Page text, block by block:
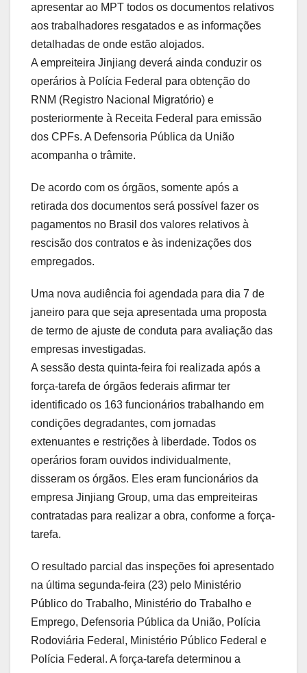
apresentar ao MPT todos os documentos relativos
aos trabalhadores resgatados e as informações
detalhadas de onde estão alojados.
A empreiteira Jinjiang deverá ainda conduzir os
operários à Polícia Federal para obtenção do
RNM (Registro Nacional Migratório) e
posteriormente à Receita Federal para emissão
dos CPFs. A Defensoria Pública da União
acompanha o trâmite.
De acordo com os órgãos, somente após a
retirada dos documentos será possível fazer os
pagamentos no Brasil dos valores relativos à
rescisão dos contratos e às indenizações dos
empregados.
Uma nova audiência foi agendada para dia 7 de
janeiro para que seja apresentada uma proposta
de termo de ajuste de conduta para avaliação das
empresas investigadas.
A sessão desta quinta-feira foi realizada após a
força-tarefa de órgãos federais afirmar ter
identificado os 163 funcionários trabalhando em
condições degradantes, com jornadas
extenuantes e restrições à liberdade. Todos os
operários foram ouvidos individualmente,
disseram os órgãos. Eles eram funcionários da
empresa Jinjiang Group, uma das empreiteiras
contratadas para realizar a obra, conforme a força-
tarefa.
O resultado parcial das inspeções foi apresentado
na última segunda-feira (23) pelo Ministério
Público do Trabalho, Ministério do Trabalho e
Emprego, Defensoria Pública da União, Polícia
Rodoviária Federal, Ministério Público Federal e
Polícia Federal. A força-tarefa determinou a